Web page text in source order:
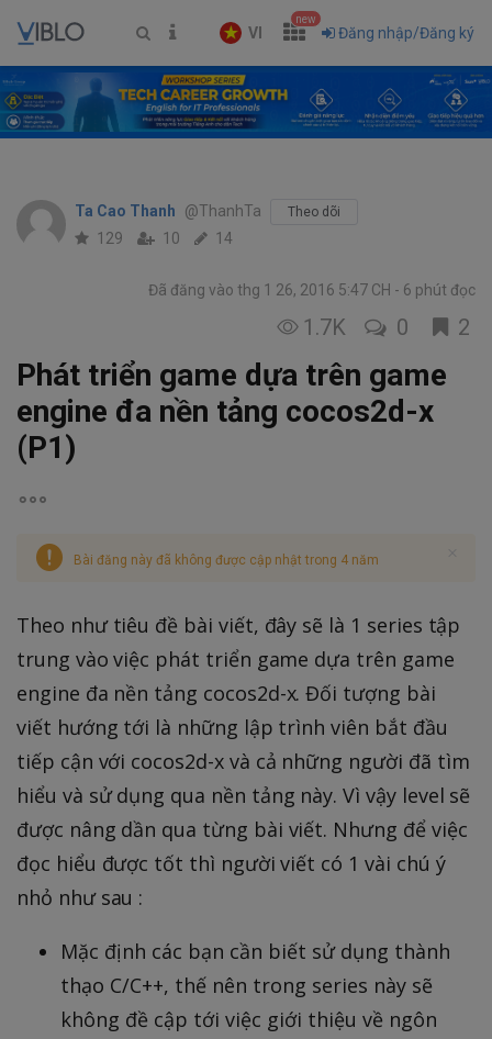
VI
new
Đăng nhập/Đăng ký
Ta Cao Thanh @ThanhTa Theo dõi
129 10 14
Đã đăng vào thg 1 26, 2016 5:47 CH 6 phút đọc
1.7K 0 2
Phát triển game dựa trên game
engine đa nền tảng cocos2d-x
(P1)
Bài đăng này đã không được cập nhật trong 4 năm
Theo như tiêu đề bài viết, đây sẽ là 1 series tập
trung vào việc phát triển game dựa trên game
engine đa nền tảng cocos2d-x. Đối tượng bài
viết hướng tới là những lập trình viên bắt đầu
tiếp cận với cocos2d-x và cả những người đã tìm
hiểu và sử dụng qua nền tảng này. Vì vậy level sẽ
được nâng dần qua từng bài viết. Nhưng để việc
đọc hiểu được tốt thì người viết có 1 vài chú ý
nhỏ như sau :
Mặc định các bạn cần biết sử dụng thành
thạo C/C++, thế nên trong series này sẽ
không đề cập tới việc giới thiệu về ngôn